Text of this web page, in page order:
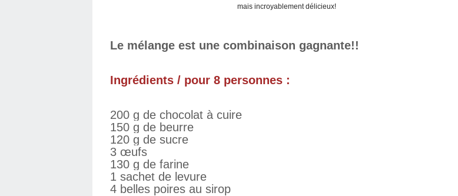
mais incroyablement délicieux!
Le mélange est une combinaison gagnante!!
Ingrédients / pour 8 personnes :
200 g de chocolat à cuire
150 g de beurre
120 g de sucre
3 œufs
130 g de farine
1 sachet de levure
4 belles poires au sirop